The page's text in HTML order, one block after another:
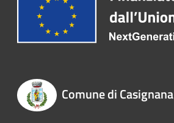
Comune di Casignana